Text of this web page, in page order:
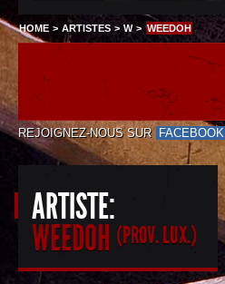
HOME > ARTISTES > W > WEEDOH
REJOIGNEZ-NOUS SUR FACEBOOK
ARTISTE:
WEEDOH (PROV. LUX.)